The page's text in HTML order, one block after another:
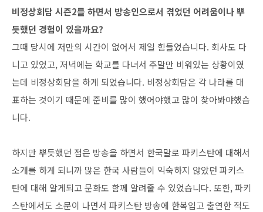
비정상회담 시즌2를 하면서 방송인으로서 겪었던 어려움이나 뿌
듯했던 경험이 있을까요?
그때 당시에 저만의 시간이 없어서 제일 힘들었습니다. 회사도 다
니고 있었고, 저녁에는 학교를 다녀서 주말만 비워있는 상황이였
는데 비정상회담을 하게 되었습니다. 비정상회담은 각 나라를 대
표하는 것이기 때문에 준비를 많이 했어야했고 많이 찾아봐야했습
니다.
하지만 뿌듯했던 점은 방송을 하면서 한국말로 파키스탄에 대해서
소개를 하게 되니까 많은 한국 사람들이 익숙하지 않았던 파키스
탄에 대해 알게되고 문화도 함께 알려줄 수 있었습니다. 또한, 파키
스탄에서도 소문이 나면서 파키스탄 방송에 한복입고 출연한 적도